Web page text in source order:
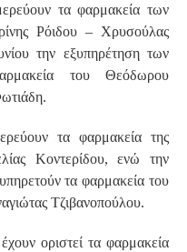
τα φαρμακεία των
Ρόιδου – Χρυσούλας
την εξυπηρέτηση των
του Θεόδωρου
τα φαρμακεία της
Κοντερίδου, ενώ την
τα φαρμακεία του
Τζιβανοπούλου.
οριστεί τα φαρμακεία